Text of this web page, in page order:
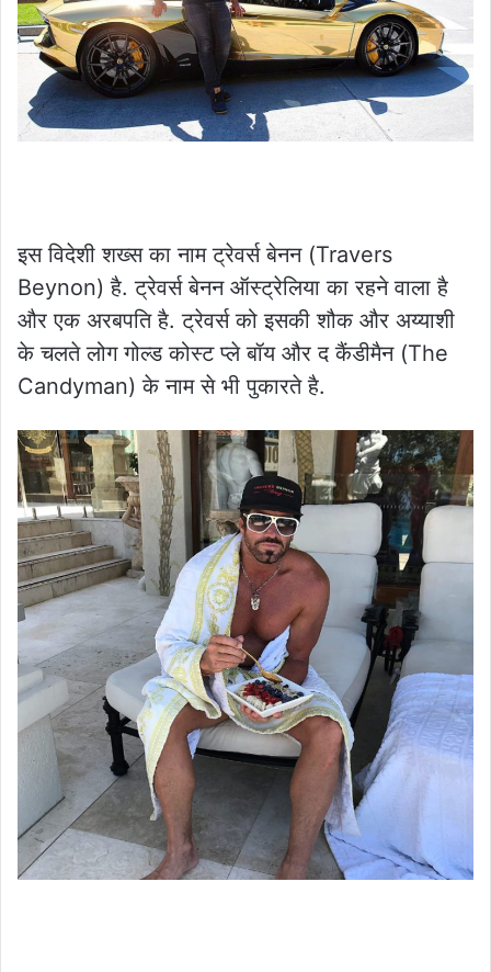
इस विदेशी शख्स का नाम ट्रेवर्स बेनन (Travers
Beynon) है. ट्रेवर्स बेनन ऑस्ट्रेलिया का रहने वाला है
और एक अरबपति है. ट्रेवर्स को इसकी शौक और अय्याशी
के चलते लोग गोल्ड कोस्ट प्ले बॉय और द कैंडीमैन (The
Candyman) के नाम से भी पुकारते है.